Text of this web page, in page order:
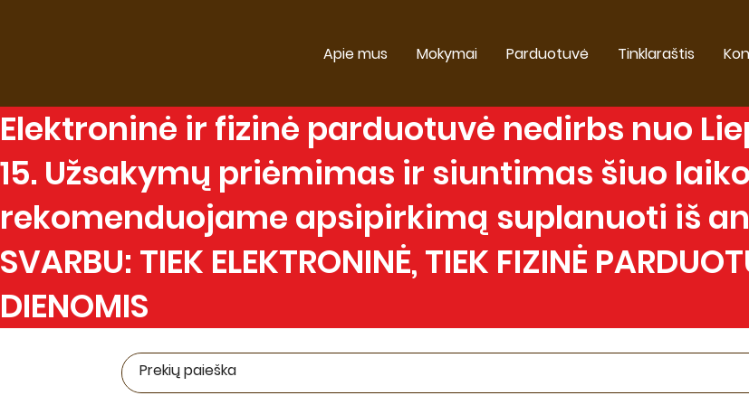
Apie mus Mokymai Parduotuvė Tinklaraštis
Elektroninė ir fizinė parduotuvė nedirbs nuo
15. Užsakymų priėmimas ir siuntimas šiuo
rekomenduojame apsipirkimą suplanuoti iš
SVARBU: TIEK ELEKTRONINĖ, TIEK FIZINĖ
DIENOMIS